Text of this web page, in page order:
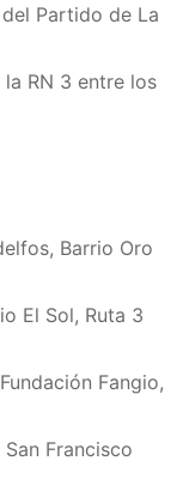
Partido de La
RN 3 entre los
Barrio Oro
El Sol, Ruta 3
Fangio,
Francisco